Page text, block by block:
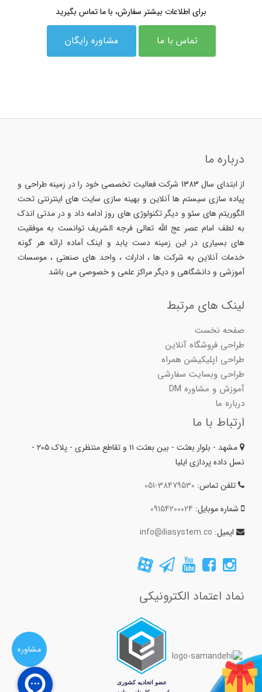
مشاوره
برای اطلاعات بیشتر سفارش، با ما تماس بگیرید
تماس با ما مشاوره رایگان
درباره ما
از ابتدای سال 1383 شرکت فعالیت تخصصی خود را در زمینه طراحی و
پیاده سازی سیستم ها آنلاین و بهینه سازی سایت های اینترنتی تحت
الگوریتم های سئو و دیگر تکنولوژی های روز ادامه داد و در مدتی اندک
به لطف امام عصر عج الله تعالی فرجه الشریف توانست به موفقیت
های بسیاری در این زمینه دست یابد و اینک آماده ارائه هر گونه
خدمات آنلاین به شرکت ها ، ادارات ، واحد های صنعتی ، موسسات
آموزشی و دانشگاهی و دیگر مراکز علمی و خصوصی می باشد
لینک های مرتبط
صفحه نخست
طراحی فروشگاه آنلاین
طراحی اپلیکیشن همراه
طراحی وبسایت سفارشی
آموزش و مشاوره DM
درباره ما
ارتباط با ما
مشهد - بلوار بعثت - بین بعثت ۱۱ و تقاطع منتظری - پلاک ۲۰۵ -
نسل داده پردازی ایلیا
تلفن تماس: 051-38479530
شماره موبایل: 09154200024
ایمیل: info@iliasystem.co
نماد اعتماد الکترونیکی